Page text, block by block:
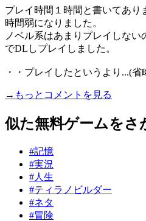
プレイ時間１時間と書いてあり
時間弱になりました。
ノベル系はあまりプレイしな
でDLしプレイしました。
・・プレイしたというより...(
→もっとコメントを見る
似た無料ゲームをさ
#記憶
#実況
#人生
#ティラノビルダー
#ネタ
#冒険